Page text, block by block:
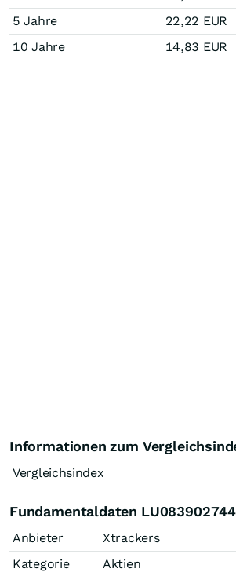
5 Jahre
22,22 EUR
10 Jahre
14,83 EUR
Informationen zum
Vergleichsindex
Fundamentaldaten
Anbieter
Xtrackers
Kategorie
Aktien